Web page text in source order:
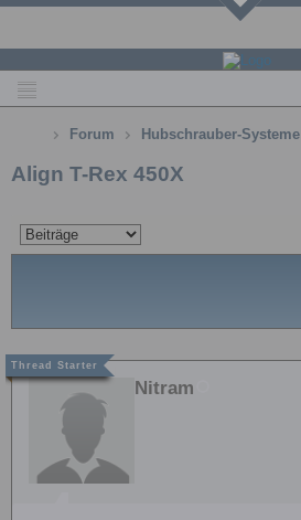
Forum Hubschrauber-Systeme
Align T-Rex 450X
Nitram